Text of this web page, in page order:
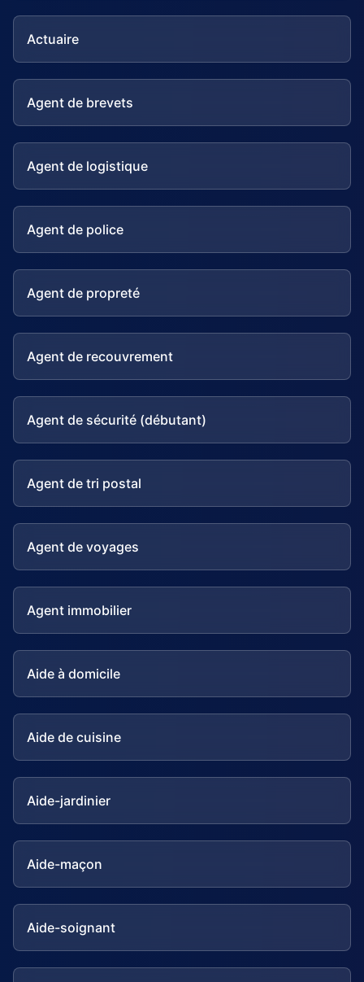
Actuaire
Agent de brevets
Agent de logistique
Agent de police
Agent de propreté
Agent de recouvrement
Agent de sécurité (débutant)
Agent de tri postal
Agent de voyages
Agent immobilier
Aide à domicile
Aide de cuisine
Aide-jardinier
Aide-maçon
Aide-soignant